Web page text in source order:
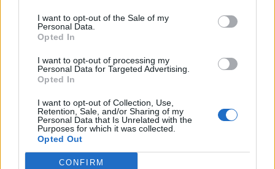
I want to opt-out of the Sale of my
Personal Data.
Opted In
I want to opt-out of processing my
Personal Data for Targeted Advertising.
Opted In
I want to opt-out of Collection, Use,
Retention, Sale, and/or Sharing of my
Personal Data that Is Unrelated with the
Purposes for which it was collected.
Opted Out
CONFIRM
Κέντρο Βοήθειας
Υπηρεσίες υποψηφίων
Συμβουλές Καριέρας
HR corner